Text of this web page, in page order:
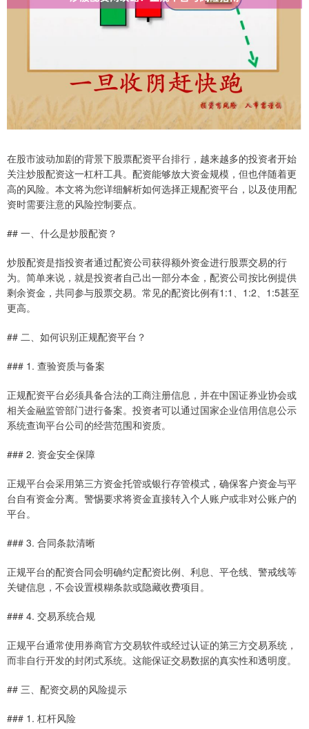
在股市波动加剧的背景下股票配资平台排行，越来越多的投资者开始
关注炒股配资这一杠杆工具。配资能够放大资金规模，但也伴随着更
高的风险。本文将为您详细解析如何选择正规配资平台，以及使用配
资时需要注意的风险控制要点。
## 一、什么是炒股配资？
炒股配资是指投资者通过配资公司获得额外资金进行股票交易的行
为。简单来说，就是投资者自己出一部分本金，配资公司按比例提供
剩余资金，共同参与股票交易。常见的配资比例有1:1、1:2、1:5甚至
更高。
## 二、如何识别正规配资平台？
### 1. 查验资质与备案
正规配资平台必须具备合法的工商注册信息，并在中国证券业协会或
相关金融监管部门进行备案。投资者可以通过国家企业信用信息公示
系统查询平台公司的经营范围和资质。
### 2. 资金安全保障
正规平台会采用第三方资金托管或银行存管模式，确保客户资金与平
台自有资金分离。警惕要求将资金直接转入个人账户或非对公账户的
平台。
### 3. 合同条款清晰
正规平台的配资合同会明确约定配资比例、利息、平仓线、警戒线等
关键信息，不会设置模糊条款或隐藏收费项目。
### 4. 交易系统合规
正规平台通常使用券商官方交易软件或经过认证的第三方交易系统，
而非自行开发的封闭式系统。这能保证交易数据的真实性和透明度。
## 三、配资交易的风险提示
### 1. 杠杆风险